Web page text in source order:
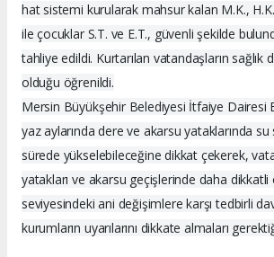
hat sistemi kurularak mahsur kalan M.K.,
ile çocuklar S.T. ve E.T., güvenli şekilde
tahliye edildi. Kurtarılan vatandaşların sağlık
olduğu öğrenildi.
Mersin Büyükşehir Belediyesi İtfaiye Dairesi
yaz aylarında dere ve akarsu yataklarında su
sürede yükselebileceğine dikkat çekerek,
yatakları ve akarsu geçişlerinde daha dikkatli
seviyesindeki ani değişimlere karşı tedbirli
kurumların uyarılarını dikkate almaları